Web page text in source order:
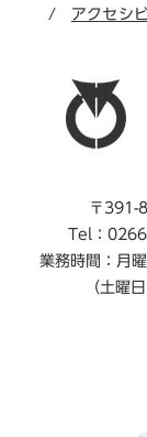
アクセシ
〒391-
Tel：
業務時間：月
（土曜